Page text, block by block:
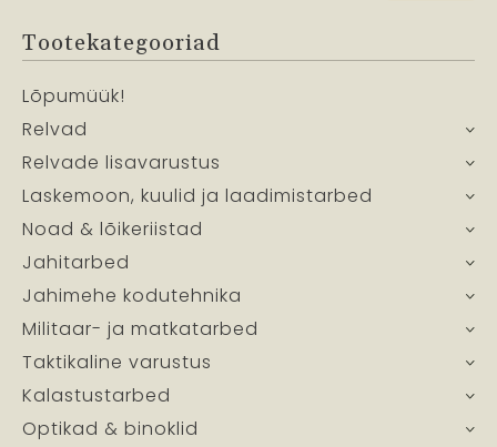
Tootekategooriad
Lõpumüük!
Relvad
Relvade lisavarustus
Laskemoon, kuulid ja laadimistarbed
Noad & lõikeriistad
Jahitarbed
Jahimehe kodutehnika
Militaar- ja matkatarbed
Taktikaline varustus
Kalastustarbed
Optikad & binoklid